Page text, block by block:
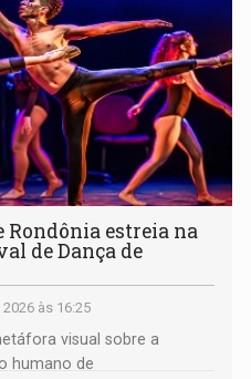
Rondônia estreia na
de Dança de
às 16:25
visual sobre a
humano de